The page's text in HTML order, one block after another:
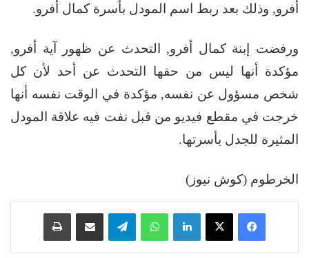
أفرو, وذلك بعد ربط اسم المودل بأسرة كمال أفرو.
ورفضت إبنة كمال أفرو, التحدث عن ظهور آية أفرو,
مؤكدة أنها ليس من حقها التحدث عن أحد لأن كل
شخص مسؤول عن نفسه, مؤكدة في الوقت نفسه أنها
خرجت في مقطع فيديو من قبل نفت فيه علاقة المودل
المثيرة للجدل بأسرتها.
الخرطوم (كوش نيوز)
فيسبوك ‫X لينكدإن واتساب تيلقرام